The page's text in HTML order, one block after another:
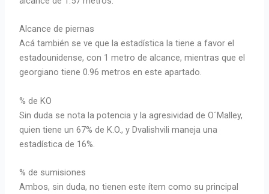
Alcance de piernas
Acá también se ve que la estadística la tiene a favor el
estadounidense, con 1 metro de alcance, mientras que el
georgiano tiene 0.96 metros en este apartado.
% de KO
Sin duda se nota la potencia y la agresividad de O´Malley,
quien tiene un 67% de K.O., y Dvalishvili maneja una
estadística de 16%.
% de sumisiones
Ambos, sin duda, no tienen este ítem como su principal